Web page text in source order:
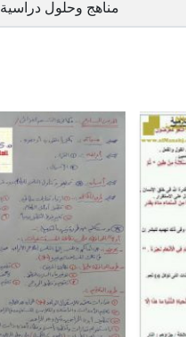
مناهج وحلول دراسية